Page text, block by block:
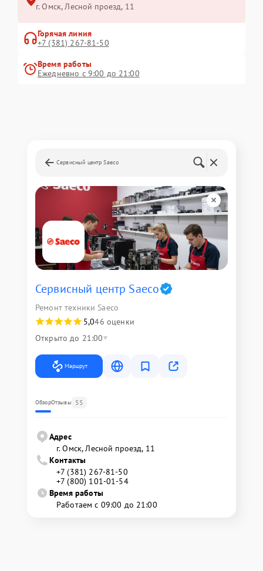
г. Омск, ​Лесной проезд, 11
Горячая линия
+7 (381) 267-81-50
Время работы
Ежедневно с 9:00 до 21:00
Сервисный центр Saeco
Сервисный центр Saeco
Ремонт техники Saeco
5,046 оценки
Открыто до 21:00
Маршрут
ОбзорОтзывы 55
Адрес
г. Омск, ​Лесной проезд, 11
Контакты
+7 (381) 267-81-50
+7 (800) 101-01-54
Время работы
Работаем с 09:00 до 21:00